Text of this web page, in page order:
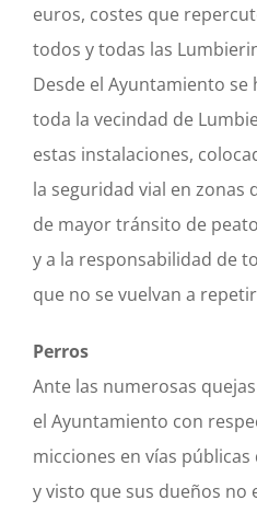
euros, costes que
todos y todas las
Desde el Ayuntamiento
toda la vecindad de
estas instalaciones,
la seguridad vial en zonas
de mayor tránsito de
y a la responsabilidad de
que no se vuelvan a
Perros
Ante las numerosas
el Ayuntamiento con
micciones en vías
y visto que sus dueños no